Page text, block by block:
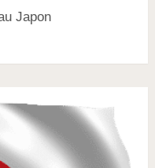
Japon